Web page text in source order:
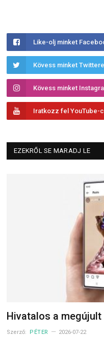
Like-olj minket
Kövess minket
Kövess minket
Iratkozz fel YouTube-
EZEKRŐL SE MARADJ LE
Hivatalos a megújult
Szerző: PÉTER 2026-07-22